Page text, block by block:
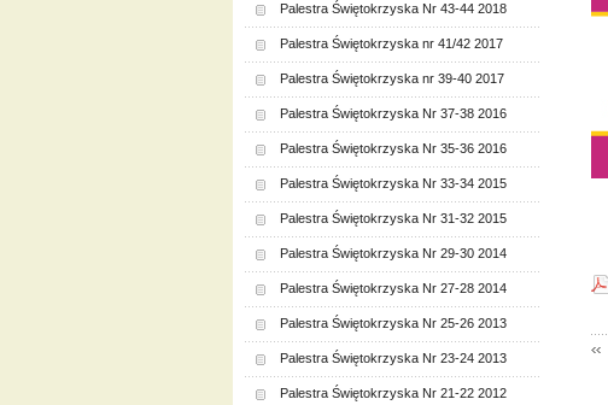
Palestra Świętokrzyska Nr 43-44 2018
Palestra Świętokrzyska nr 41/42 2017
Palestra Świętokrzyska nr 39-40 2017
Palestra Świętokrzyska Nr 37-38 2016
Palestra Świętokrzyska Nr 35-36 2016
Palestra Świętokrzyska Nr 33-34 2015
Palestra Świętokrzyska Nr 31-32 2015
Palestra Świętokrzyska Nr 29-30 2014
Palestra Świętokrzyska Nr 27-28 2014
Palestra Świętokrzyska Nr 25-26 2013
Palestra Świętokrzyska Nr 23-24 2013
Palestra Świętokrzyska Nr 21-22 2012